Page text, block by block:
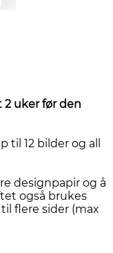
2 uker før den
12 bilder og all
designpapir og å
også brukes
flere sider (max